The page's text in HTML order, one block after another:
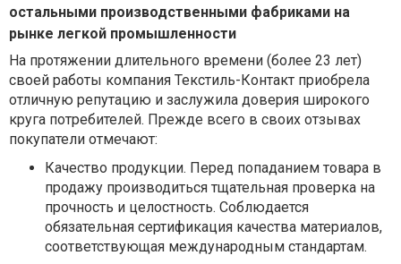
остальными производственными фабриками на
рынке легкой промышленности
На протяжении длительного времени (более 23 лет)
своей работы компания Текстиль-Контакт приобрела
отличную репутацию и заслужила доверия широкого
круга потребителей. Прежде всего в своих отзывах
покупатели отмечают:
Качество продукции. Перед попаданием товара в
продажу производиться тщательная проверка на
прочность и целостность. Соблюдается
обязательная сертификация качества материалов,
соответствующая международным стандартам.